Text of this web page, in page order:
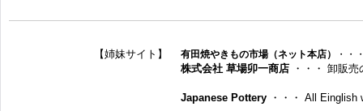
【姉妹サイト】 有田焼やきもの市場（ネット本店） ・・
株式会社 草場卯一商店 ・・・ 卸販
Japanese Pottery ・・・ All